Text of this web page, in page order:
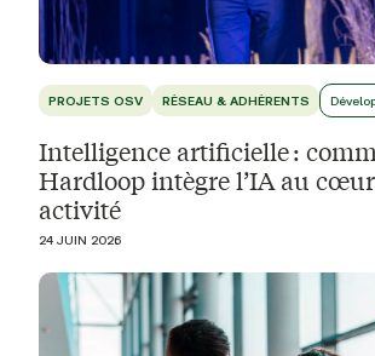
PROJETS OSV RÉSEAU & ADHÉRENTS
Intelligence artificielle :
Hardloop intègre l’IA au
activité
24 JUIN 2026